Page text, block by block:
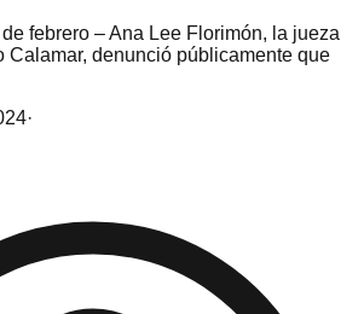
febrero – Ana Lee Florimón, la jueza
Calamar, denunció públicamente que
·